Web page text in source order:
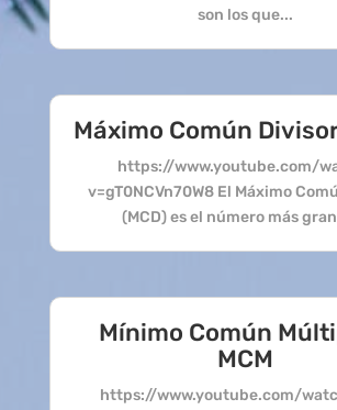
son los que...
Máximo Común
https://www.youtube.com/
v=gT0NCVn70W8 El Máximo
(MCD) es el número más
Mínimo Común
MCM
https://www.youtube.com/